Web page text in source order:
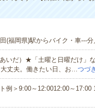
(福岡県)駅からバイク・車---
いだ）★「土曜と日曜だけ」
丈夫。働きたい日、お…つづ
例＞9:00～12:0012:00～